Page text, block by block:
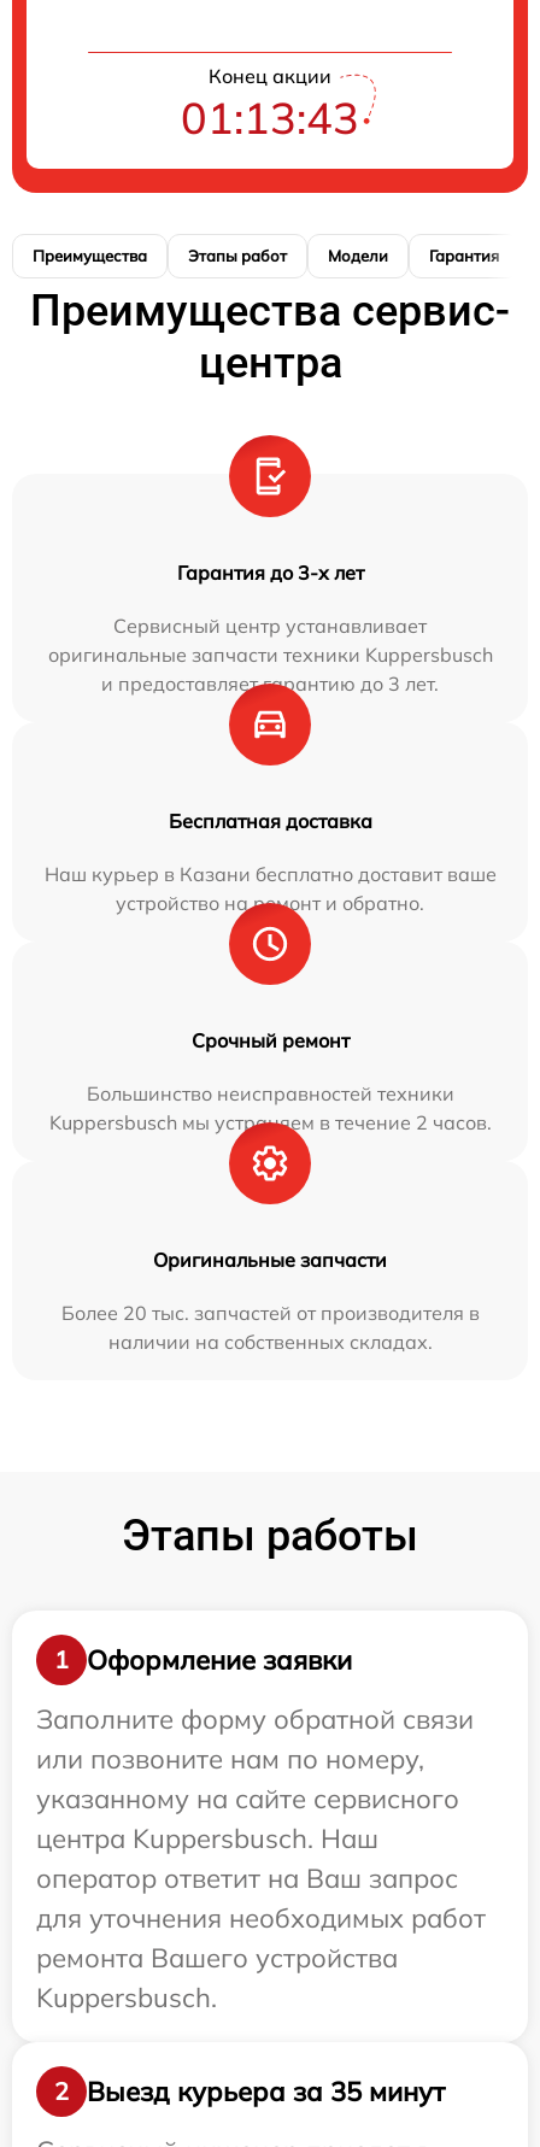
Конец акции
01:13:42
Преимущества Этапы работ Модели Гарантия
Преимущества сервис-
центра
Гарантия до 3-х лет
Сервисный центр устанавливает
оригинальные запчасти техники Kuppersbusch
и предоставляет гарантию до 3 лет.
Бесплатная доставка
Наш курьер в Казани бесплатно доставит ваше
устройство на ремонт и обратно.
Срочный ремонт
Большинство неисправностей техники
Kuppersbusch мы устраняем в течение 2 часов.
Оригинальные запчасти
Более 20 тыс. запчастей от производителя в
наличии на собственных складах.
Этапы работы
1
Оформление заявки
Заполните форму обратной связи
или позвоните нам по номеру,
указанному на сайте сервисного
центра Kuppersbusch. Наш
оператор ответит на Ваш запрос
для уточнения необходимых работ
ремонта Вашего устройства
Kuppersbusch.
2
Выезд курьера за 35 минут